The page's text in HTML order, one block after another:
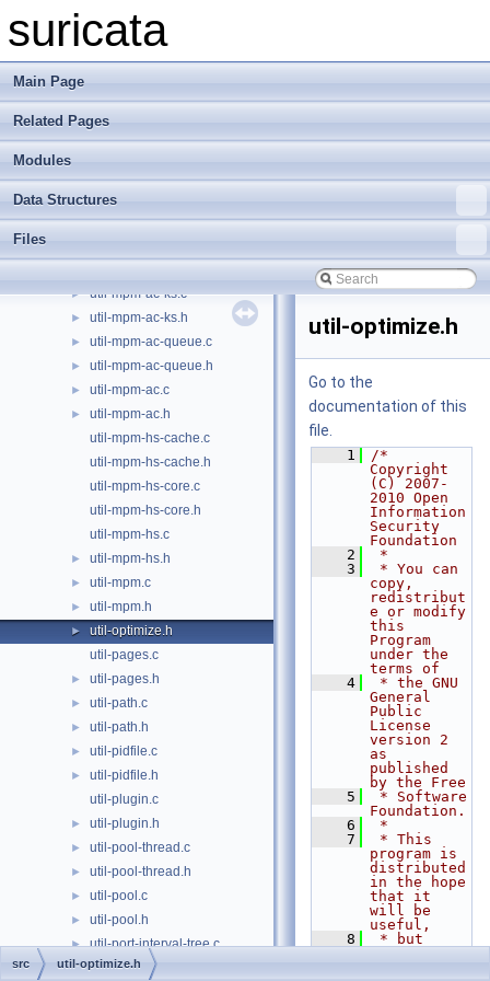
suricata
Main Page
Related Pages
Modules
Data Structures
Files
► util-magic.h
►
► util-memcmp.c
► util-memcmp.h
► util-memrchr.h
► util-misc.c
► util-mpm-ac-ks.c
► util-mpm-ac-ks.h
► util-mpm-ac-queue.c
► util-mpm-ac-queue.h
► util-mpm-ac.c
►
util-mpm-ac.h
util-mpm-hs-cache.c
util-mpm-hs-cache.h
util-mpm-hs-core.c
util-mpm-hs-core.h
util-mpm-hs.c
► util-mpm-hs.h
► util-mpm.c
► util-mpm.h
►
util-optimize.h
util-pages.c
► util-pages.h
► util-path.c
► util-path.h
► util-pidfile.c
►
util-pidfile.h
util-plugin.c
► util-plugin.h
► util-pool-thread.c
► util-pool-thread.h
► util-pool.c
► util-pool.h
► util-port-interval-tree.c
► util-port-interval-tree.h
util-optimize.h
Go to the
documentation of this
file.
    1
/*
Copyright
(C) 2007-
2010 Open
Information
Security
Foundation
    2
*
    3
* You can
copy,
redistribut
e or modify
this
Program
under the
terms of
    4
* the GNU
General
Public
License
version 2
as
published
by the Free
    5
* Software
Foundation.
    6
*
    7
* This
program is
distributed
in the hope
that it
will be
useful,
    8
* but
src util-optimize.h